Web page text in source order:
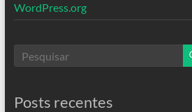
WordPress.org
Posts recentes